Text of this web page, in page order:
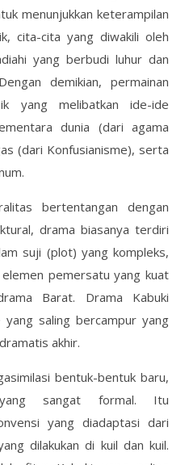
menunjukkan keterampilan
cita-cita yang diwakili oleh
yang berbudi luhur dan
demikian, permainan
yang melibatkan ide-ide
dunia (dari agama
(dari Konfusianisme), serta
bertentangan dengan
drama biasanya terdiri
suji (plot) yang kompleks,
pemersatu yang kuat
Barat. Drama Kabuki
saling bercampur yang
akhir.
bentuk-bentuk baru,
sangat formal. Itu
yang diadaptasi dari
dilakukan di kuil dan kuil.